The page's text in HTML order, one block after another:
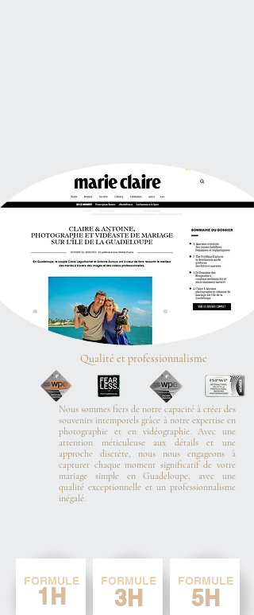
Qualité et professionnalisme
Nous sommes fiers de notre capacité à créer des
souvenirs intemporels grâce à notre expertise en
photographie et en vidéographie. Avec une
attention méticuleuse aux détails et une
approche discrète, nous nous engageons à
capturer chaque moment significatif de votre
mariage simple en Guadeloupe, avec une
qualité exceptionnelle et un professionnalisme
inégalé.
FORMULE
1H
FORMULE
3H
FORMULE
5H